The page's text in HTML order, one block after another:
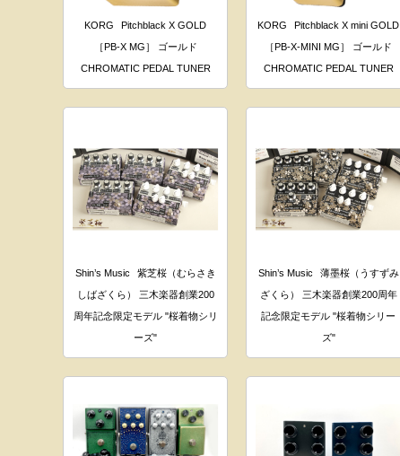
KORG
Pitchblack X GOLD
［PB-X MG］ ゴールド
CHROMATIC PEDAL TUNER
KORG
Pitchblack X mini GOLD
［PB-X-MINI MG］ ゴールド
CHROMATIC PEDAL TUNER
Shin’s Music
紫芝桜（むらさき
しばざくら） 三木楽器創業200
周年記念限定モデル "桜着物シリ
ーズ"
Shin’s Music
薄墨桜（うすずみ
ざくら） 三木楽器創業200周年
記念限定モデル "桜着物シリー
ズ"